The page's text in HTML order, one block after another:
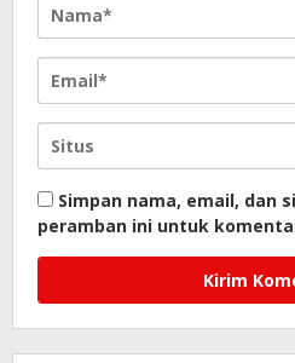
Simpan nama, email, dan
peramban ini untuk